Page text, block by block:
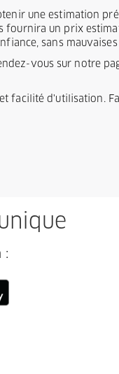
une estimation
un prix
sans mauvaises
vous sur notre
facilité d'utilisation.
: